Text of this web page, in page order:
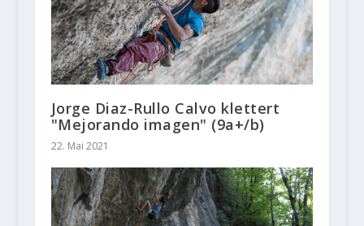
Jorge Diaz-Rullo Calvo klettert
"Mejorando imagen" (9a+/b)
22. Mai 2021